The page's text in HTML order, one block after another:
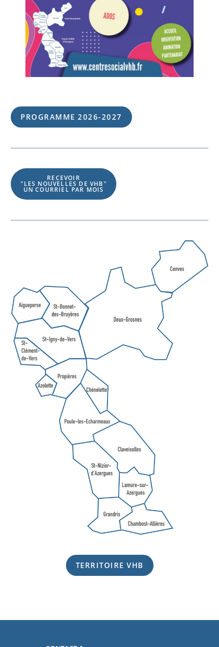
PROGRAMME 2026-2027
RECEVOIR
"LES NOUVELLES DE VHB"
UN COURRIEL PAR MOIS
TERRITOIRE VHB